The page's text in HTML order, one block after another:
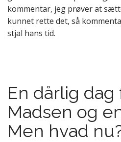
kommentar, jeg prøver at
kunnet rette det, så
stjal hans tid.
En dårlig dag
Madsen og
Men hvad